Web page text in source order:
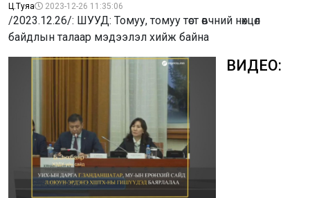
Ц.Туяа 2023-12-26 11:35:06
/2023.12.26/: ШУУД: Томуу, томуу төст өвчний нөхцөл
байдлын талаар мэдээлэл хийж байна
ВИДЕО: